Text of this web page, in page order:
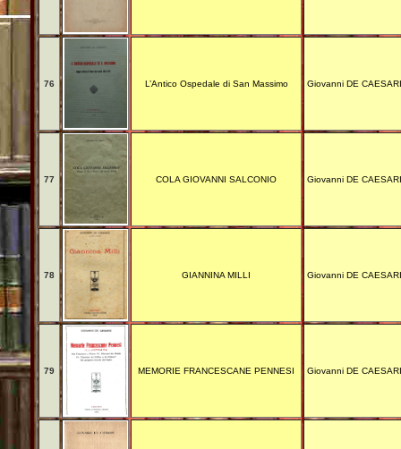
76 L’Antico Ospedale di San Massimo Giovanni DE
77 COLA GIOVANNI SALCONIO Giovanni DE
78 GIANNINA MILLI Giovanni DE
79 MEMORIE FRANCESCANE PENNESI Giovanni DE